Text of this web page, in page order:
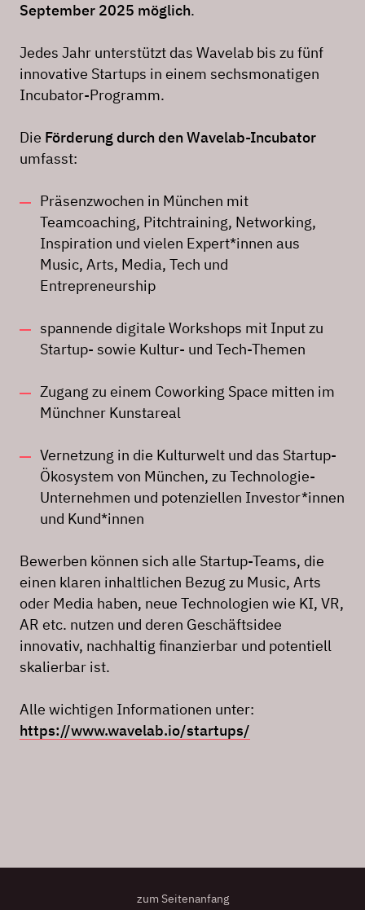
September 2025 möglich.
Jedes Jahr unterstützt das Wavelab bis zu fünf
innovative Startups in einem sechsmonatigen
Incubator-Programm.
Die Förderung durch den Wavelab-Incubator
umfasst:
Präsenzwochen in München mit
Teamcoaching, Pitchtraining, Networking,
Inspiration und vielen Expert*innen aus
Music, Arts, Media, Tech und
Entrepreneurship
spannende digitale Workshops mit Input zu
Startup- sowie Kultur- und Tech-Themen
Zugang zu einem Coworking Space mitten im
Münchner Kunstareal
Vernetzung in die Kulturwelt und das Startup-
Ökosystem von München, zu Technologie-
Unternehmen und potenziellen Investor*innen
und Kund*innen
Bewerben können sich alle Startup-Teams, die
einen klaren inhaltlichen Bezug zu Music, Arts
oder Media haben, neue Technologien wie KI, VR,
AR etc. nutzen und deren Geschäftsidee
innovativ, nachhaltig finanzierbar und potentiell
skalierbar ist.
Alle wichtigen Informationen unter:
https://www.wavelab.io/startups/
zum Seitenanfang